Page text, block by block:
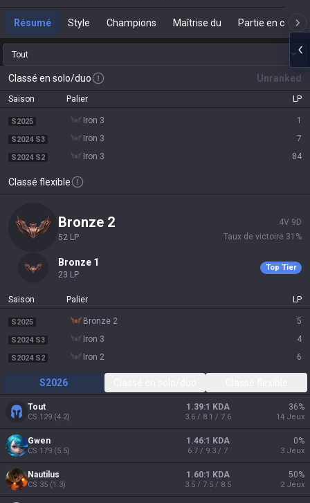
Résumé Style Champions Maîtrise du Partie en cours
Tout
Classé en solo/duo Unranked
Saison Palier LP
S2025 iron 3 1
S2024 S3 iron 3 7
S2024 S2 iron 3 84
Classé flexible
bronze 2
52 LP
4V 9 D
Taux de victoire 31 %
bronze 1
23 LP
Top Tier
Saison Palier LP
S2025 bronze 2 5
S2024 S3 iron 3 4
S2024 S2 iron 2 6
S2026
Tout
CS 129 (4.2)
1.39:1 KDA
3.6 / 8.1 / 7.6
36%
14 Jeux
Gwen
CS 179 (5.5)
1.46:1 KDA
6.7 / 9.3 / 7
0%
3 Jeux
Nautilus
CS 35 (1.3)
1.60:1 KDA
3.5 / 7.5 / 8.5
50%
2 Jeux